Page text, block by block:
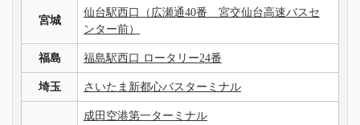
宮城
仙台駅西口（広瀬通40番 宮交仙台高速バスセ
ンター前）
福島 福島駅西口 ロータリー24番
埼玉 さいたま新都心バスターミナル
成田空港第一ターミナル